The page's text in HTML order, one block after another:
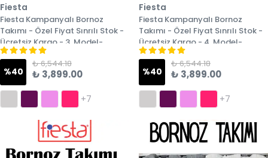
Fiesta
Fiesta Kampanyalı Bornoz
Takımı - Özel Fiyat Sınrılı Stok -
Ücretsiz Kargo - 3. Model-
%40
₺ 6,544.18
₺ 3,899.00
+7
Fiesta
Fiesta Kampanyalı Bornoz
Takımı - Özel Fiyat Sınrılı Stok -
Ücretsiz Kargo - 4. Model-
%40
₺ 6,544.18
₺ 3,899.00
+7